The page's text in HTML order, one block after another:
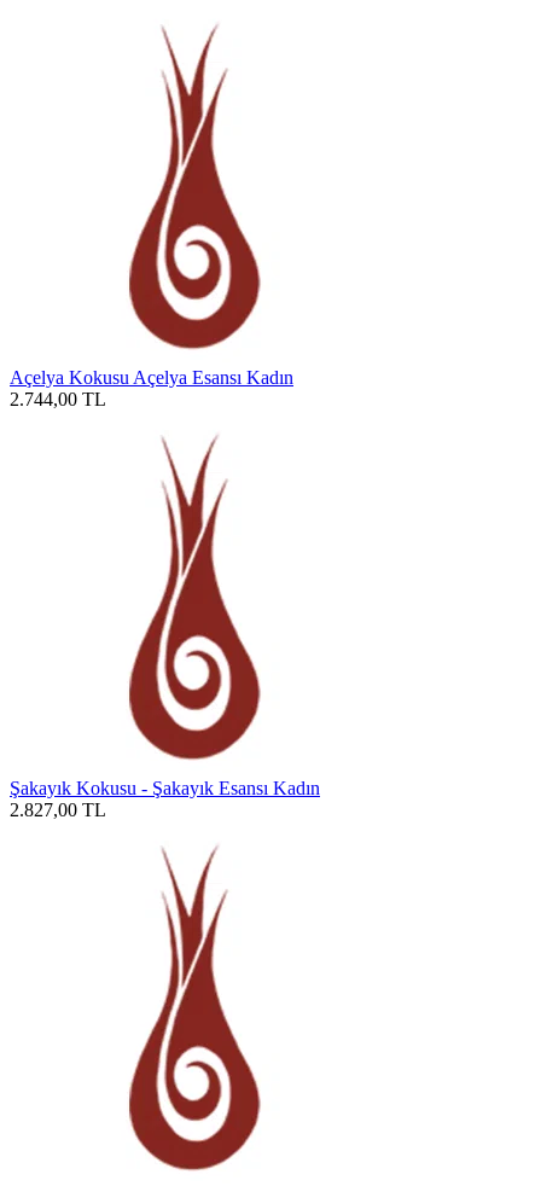
Açelya Kokusu Açelya Esansı Kadın
2.744,00 TL
Şakayık Kokusu - Şakayık Esansı Kadın
2.827,00 TL